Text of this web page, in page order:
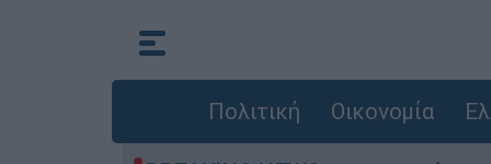
Πολιτική Οικονομία